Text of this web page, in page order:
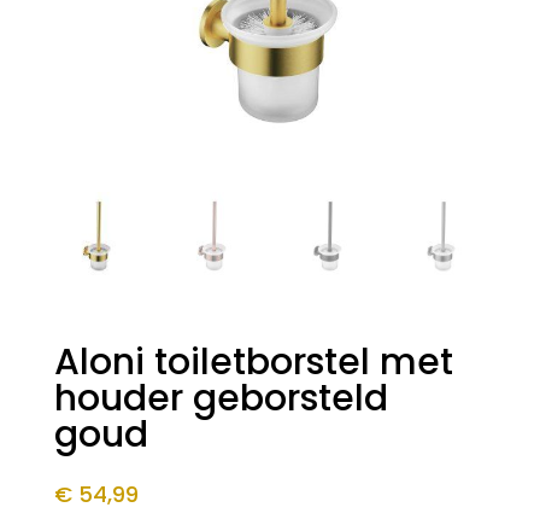
Aloni toiletborstel met
houder geborsteld
goud
€54,99